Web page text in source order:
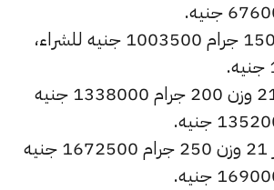
سعر عيار 21 وزن 150 جرام 1003500 جنيه للشراء،
سعر الذهب عيار 21 وزن 200 جرام 1338000 جنيه
أسعار الذهب عيار 21 وزن 250 جرام 1672500 جنيه